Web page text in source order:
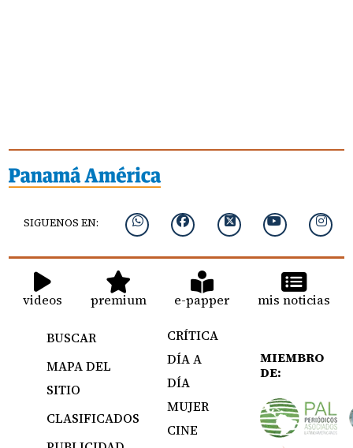
SIGUENOS EN:
videos premium e-papper mis noticias
BUSCAR
MAPA DEL
SITIO
CLASIFICADOS
CRÍTICA
DÍA A
DÍA
MUJER
CINE
MIEMBRO
DE: